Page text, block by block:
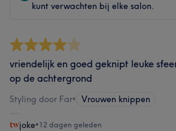
kunt verwachten bij elke salon.
vriendelijk en goed geknipt leuke
op de achtergrond
Styling door Far• Vrouwen knippen
joke•12 dagen geleden